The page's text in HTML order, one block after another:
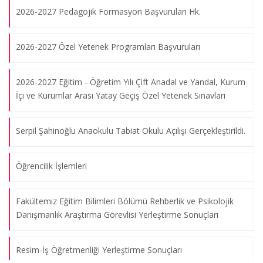
2026-2027 Pedagojik Formasyon Başvuruları Hk.
2026-2027 Özel Yetenek Programları Başvuruları
2026-2027 Eğitim - Öğretim Yılı Çift Anadal ve Yandal, Kurum
İçi ve Kurumlar Arası Yatay Geçiş Özel Yetenek Sınavları
Serpil Şahinoğlu Anaokulu Tabiat Okulu Açılışı Gerçekleştirildi.
Öğrencilik İşlemleri
Fakültemiz Eğitim Bilimleri Bölümü Rehberlik ve Psikolojik
Danışmanlık Araştırma Görevlisi Yerleştirme Sonuçları
Resim-İş Öğretmenliği Yerleştirme Sonuçları
09.08.2026
Genç Azerbaycanlı Sanatçılardan Marmara Üniversitesi’nde
09.08.2026
"Birlik”, “ Beraberlik” ve "Metamorfoz" isimli sergilerin açılışı
Süreç Geliştirme Toplantısı
09.08.2026
Fakültemiz koleksiyonunda bulunan Ressam Şevket Dağ'a ait